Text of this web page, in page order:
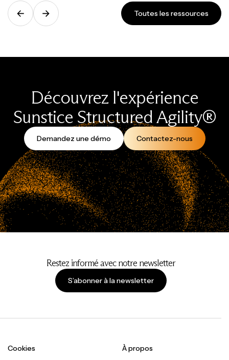
Toutes les ressources
Découvrez l'expérience
Sunstice Structured Agility®
Demandez une démo Contactez-nous
Restez informé avec notre newsletter
S’abonner à la newsletter
Cookies À propos